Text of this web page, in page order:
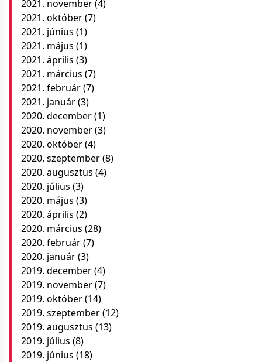
2021. november(4)
2021. október(7)
2021. június (1)
2021. május (1)
2021. április (3)
2021. március (7)
2021. február(7)
2021. január(3)
2020. december(1)
2020. november(3)
2020. október(4)
2020. szeptember(8)
2020. augusztus (4)
2020. július (3)
2020. május (3)
2020. április (2)
2020. március (28)
2020. február(7)
2020. január(3)
2019. december(4)
2019. november(7)
2019. október(14)
2019. szeptember(12)
2019. augusztus (13)
2019. július (8)
2019. június (18)